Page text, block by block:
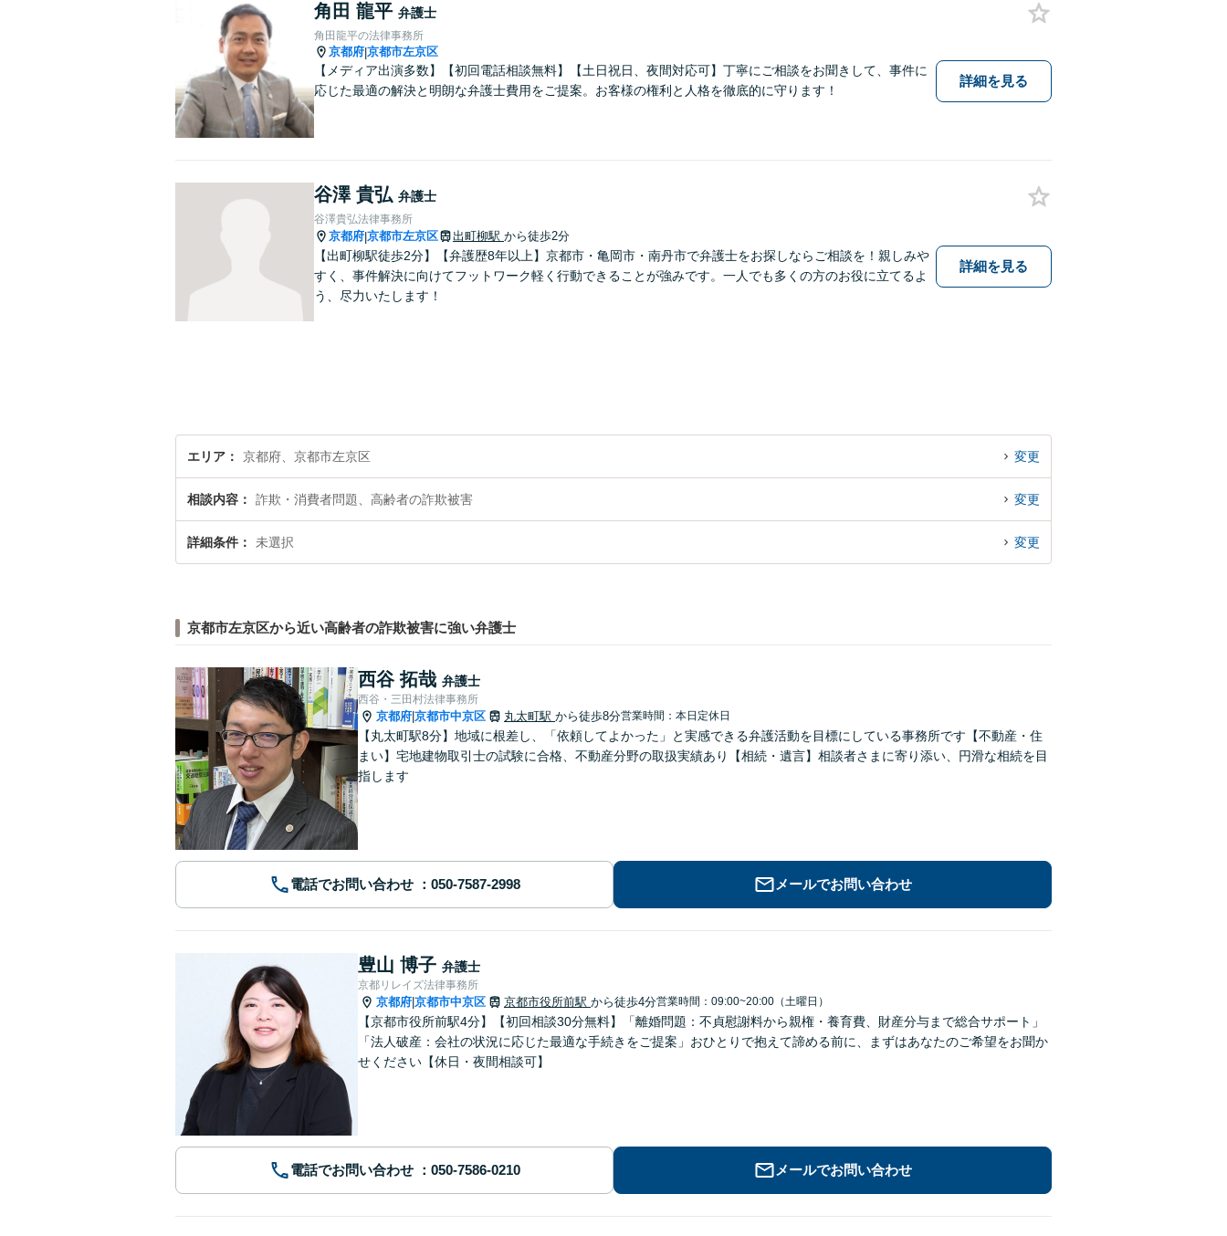
角田 龍平 弁護士
角田龍平の法律事務所
京都府|京都市左京区
【メディア出演多数】【初回電話相談無料】【土日祝日、夜間対応可】丁寧にご相談をお聞きして、事件に
応じた最適の解決と明朗な弁護士費用をご提案。お客様の権利と人格を徹底的に守ります！
詳細を見る
谷澤 貴弘 弁護士
谷澤貴弘法律事務所
京都府|京都市左京区 出町柳駅 から徒歩2分
【出町柳駅徒歩2分】【弁護歴8年以上】京都市・亀岡市・南丹市で弁護士をお探しならご相談を！親しみや
すく、事件解決に向けてフットワーク軽く行動できることが強みです。一人でも多くの方のお役に立てるよ
う、尽力いたします！
詳細を見る
エリア 京都府、京都市左京区 変更
相談内容 詐欺・消費者問題、高齢者の詐欺被害 変更
詳細条件 未選択 変更
京都市左京区から近い高齢者の詐欺被害に強い弁護士
西谷 拓哉 弁護士
西谷・三田村法律事務所
京都府 京都市中京区 丸太町駅 から徒歩8分営業時間：本日定休日
【丸太町駅8分】地域に根差し、「依頼してよかった」と実感できる弁護活動を目標にしている事務所です【不動産・住
まい】宅地建物取引士の試験に合格、不動産分野の取扱実績あり【相続・遺言】相談者さまに寄り添い、円滑な相続を目
指します
電話でお問い合わせ メールでお問い合わせ
豊山 博子 弁護士
京都リレイズ法律事務所
京都府 京都市中京区 京都市役所前駅 から徒歩4分営業時間：09:00~20:00（土曜日）
【京都市役所前駅4分】【初回相談30分無料】「離婚問題：不貞慰謝料から親権・養育費、財産分与まで総合サポート」
「法人破産：会社の状況に応じた最適な手続きをご提案」おひとりで抱えて諦める前に、まずはあなたのご希望をお聞か
せください【休日・夜間相談可】
電話でお問い合わせ メールでお問い合わせ